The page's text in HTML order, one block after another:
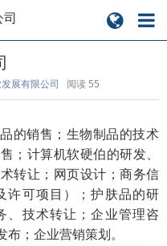
展有限公司 阅读 55
的销售；生物制品的技术
；计算机软硬伯的研发、
转让；网页设计；商务信
许可项目）；护肤品的研
、技术转让；企业管理咨
；企业营销策划。